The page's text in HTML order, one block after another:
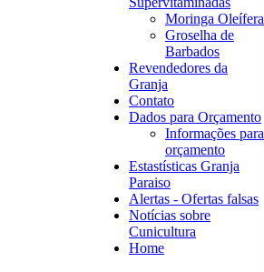
Moringa Oleífera
Groselha de
Barbados
Revendedores da
Granja
Contato
Dados para Orçamento
Informações para
orçamento
Estastísticas Granja
Paraiso
Alertas - Ofertas falsas
Notícias sobre
Cunicultura
Home